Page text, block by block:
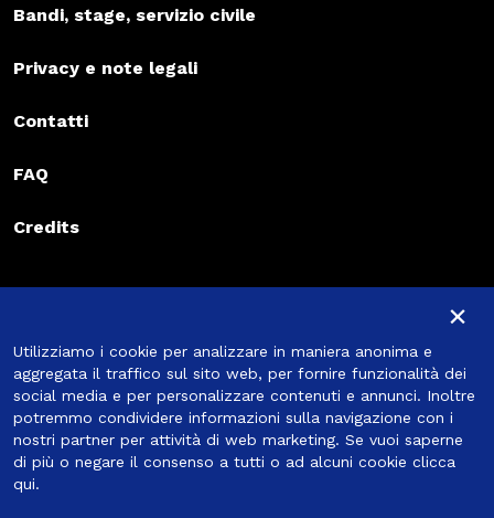
Bandi, stage, servizio civile
Privacy e note legali
Contatti
FAQ
Credits
Iscriviti alla newsletter
Iscriviti
Seguici
Utilizziamo i cookie per analizzare in maniera anonima e
aggregata il traffico sul sito web, per fornire funzionalità dei
social media e per personalizzare contenuti e annunci. Inoltre
potremmo condividere informazioni sulla navigazione con i
nostri partner per attività di web marketing. Se vuoi saperne
di più o negare il consenso a tutti o ad alcuni cookie clicca
qui.
×